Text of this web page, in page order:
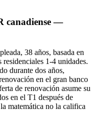
canadiense —
38 años, basada en
1-4 unidades.
durante dos años,
en el gran banco
de renovación asume su
en el T1 después de
matemática no la califica